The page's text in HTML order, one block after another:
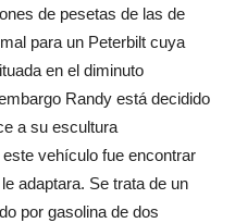
de pesetas de las de
para un Peterbilt cuya
en el diminuto
Randy está decidido
a su escultura
vehículo fue encontrar
adaptara. Se trata de un
por gasolina de dos